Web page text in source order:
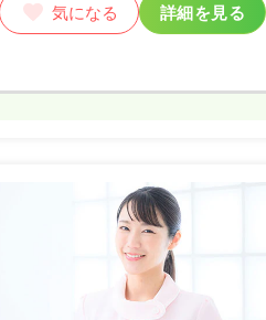
気になる 詳細を見る